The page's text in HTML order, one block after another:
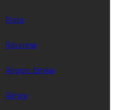
Prato
Ravenna
Reggio Emilia
Rimini